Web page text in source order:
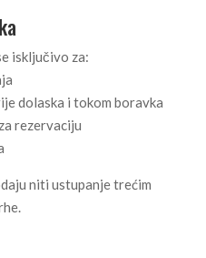
isključivo za:
dolaska i tokom boravka
rezervaciju
niti ustupanje trećim